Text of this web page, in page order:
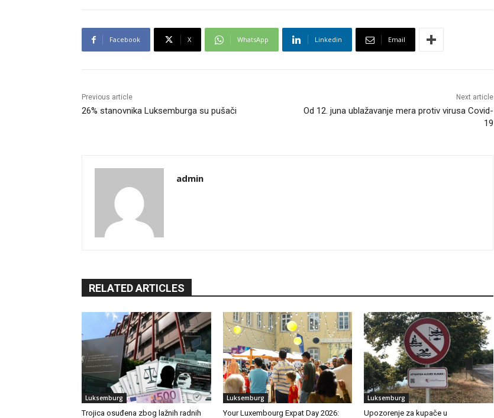
Facebook X WhatsApp Linkedin Email
Previous article
26% stanovnika Luksemburga su pušači
Next article
Od 12. juna ublažavanje mera protiv virusa Covid-
19
admin
RELATED ARTICLES
Luksemburg
Trojica osuđena zbog lažnih radnih
Luksemburg
Your Luxembourg Expat Day 2026:
Luksemburg
Upozorenje za kupače u